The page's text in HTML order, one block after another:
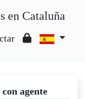
en Cataluña
agente